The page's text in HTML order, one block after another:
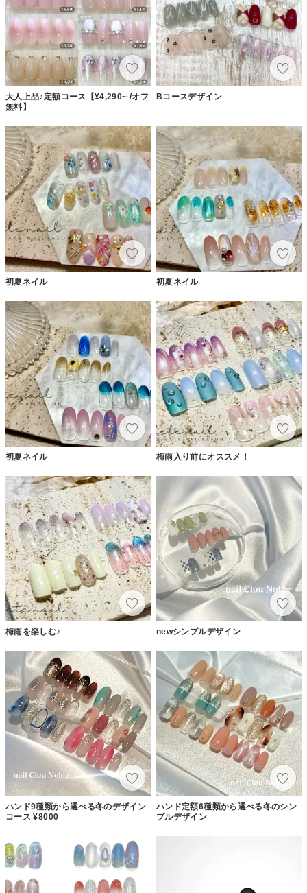
大人上品♪定額コース【¥4,290~ /オフ
無料】
Bコースデザイン
初夏ネイル 初夏ネイル
初夏ネイル 梅雨入り前にオススメ！
梅雨を楽しむ♪ newシンプルデザイン
ハンド9種類から選べる冬のデザイン
コース ¥8000
ハンド定額6種類から選べる冬のシン
プルデザイン